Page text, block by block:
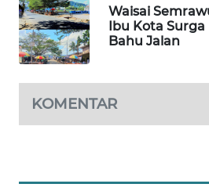
Waisai
Ibu Kota Surga
Bahu Jalan
KOMENTAR
SIBARAGAS
NEWS
METRO
SIANTAR
NEWS